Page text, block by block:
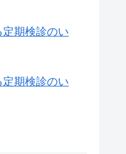
期検診のい
期検診のい